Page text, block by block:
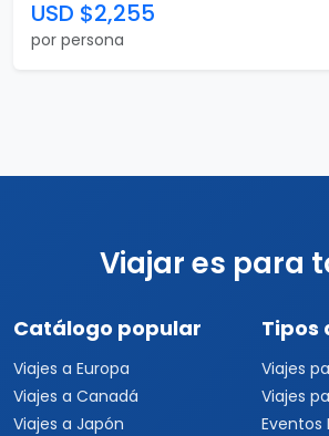
USD $2,255
por persona
Viajar es para
Catálogo popular
Viajes a Europa
Viajes a Canadá
Viajes a Japón
Tipos
Viajes
Viajes
Eventos